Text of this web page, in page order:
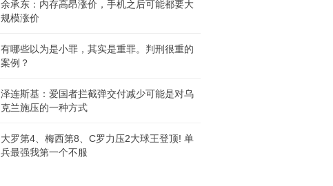
余承东：内存高昂涨价，手机之后可能都要大
规模涨价
有哪些以为是小罪，其实是重罪。判刑很重的
案例？
泽连斯基：爱国者拦截弹交付减少可能是对乌
克兰施压的一种方式
大罗第4、梅西第8、C罗力压2大球王登顶! 单
兵最强我第一个不服